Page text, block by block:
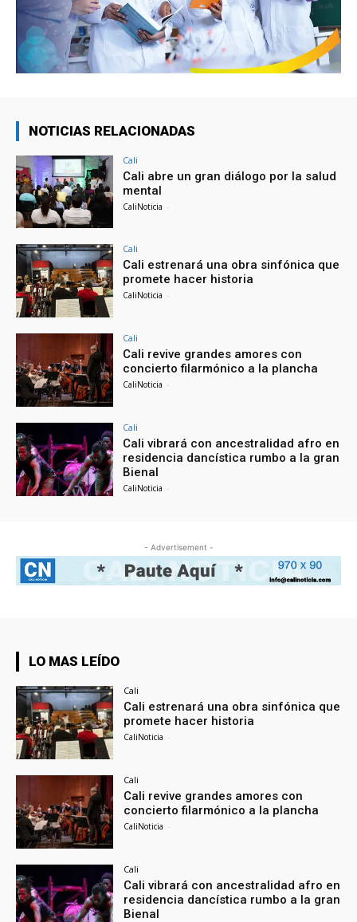
NOTICIAS RELACIONADAS
Cali
Cali abre un gran diálogo por la salud
mental
CaliNoticia -
Cali
Cali estrenará una obra sinfónica que
promete hacer historia
CaliNoticia -
Cali
Cali revive grandes amores con
concierto filarmónico a la plancha
CaliNoticia -
Cali
Cali vibrará con ancestralidad afro en
residencia dancística rumbo a la gran
Bienal
CaliNoticia -
- Advertisement -
LO MAS LEÍDO
Cali
Cali estrenará una obra sinfónica que
promete hacer historia
CaliNoticia -
Cali
Cali revive grandes amores con
concierto filarmónico a la plancha
CaliNoticia -
Cali
Cali vibrará con ancestralidad afro en
residencia dancística rumbo a la gran
Bienal